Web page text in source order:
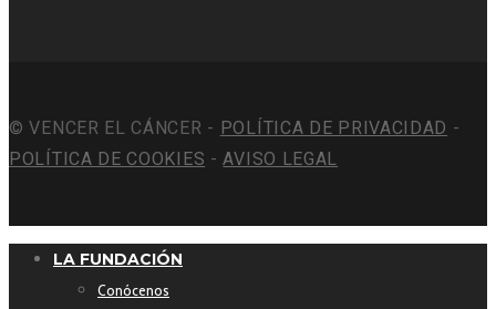
© VENCER EL CÁNCER - POLÍTICA DE PRIVACIDAD -
POLÍTICA DE COOKIES -AVISO LEGAL
LA FUNDACIÓN
Conócenos